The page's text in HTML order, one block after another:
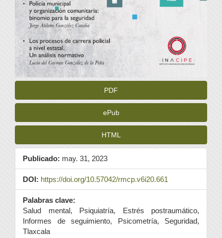
PDF
ePub
HTML
Publicado: may. 31, 2023
DOI: https://doi.org/10.57042/rmcp.v6i20.661
Palabras clave:
Salud mental, Psiquiatría, Estrés postraumático,
Informes de seguimiento, Psicometría, Seguridad,
Tlaxcala